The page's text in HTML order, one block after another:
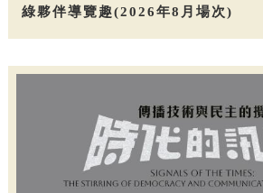
綠夥伴導覽趣(2026年8月場次)